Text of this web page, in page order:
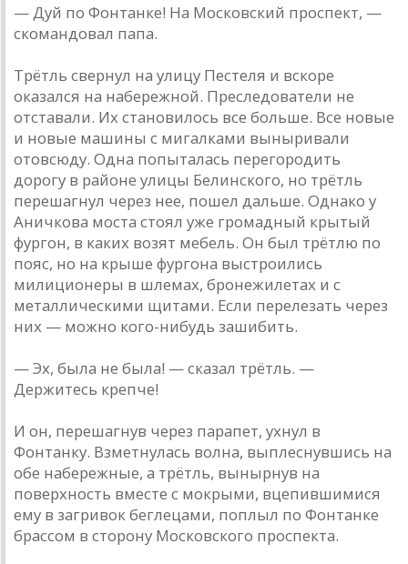
— Дуй по Фонтанке! На Московский проспект, —
скомандовал папа.
Трётль свернул на улицу Пестеля и вскоре
оказался на набережной. Преследователи не
отставали. Их становилось все больше. Все новые
и новые машины с мигалками выныривали
отовсюду. Одна попыталась перегородить
дорогу в районе улицы Белинского, но трётль
перешагнул через нее, пошел дальше. Однако у
Аничкова моста стоял уже громадный крытый
фургон, в каких возят мебель. Он был трётлю по
пояс, но на крыше фургона выстроились
милиционеры в шлемах, бронежилетах и с
металлическими щитами. Если перелезать через
них — можно кого-нибудь зашибить.
— Эх, была не была! — сказал трётль. —
Держитесь крепче!
И он, перешагнув через парапет, ухнул в
Фонтанку. Взметнулась волна, выплеснувшись на
обе набережные, а трётль, вынырнув на
поверхность вместе с мокрыми, вцепившимися
ему в загривок беглецами, поплыл по Фонтанке
брассом в сторону Московского проспекта.